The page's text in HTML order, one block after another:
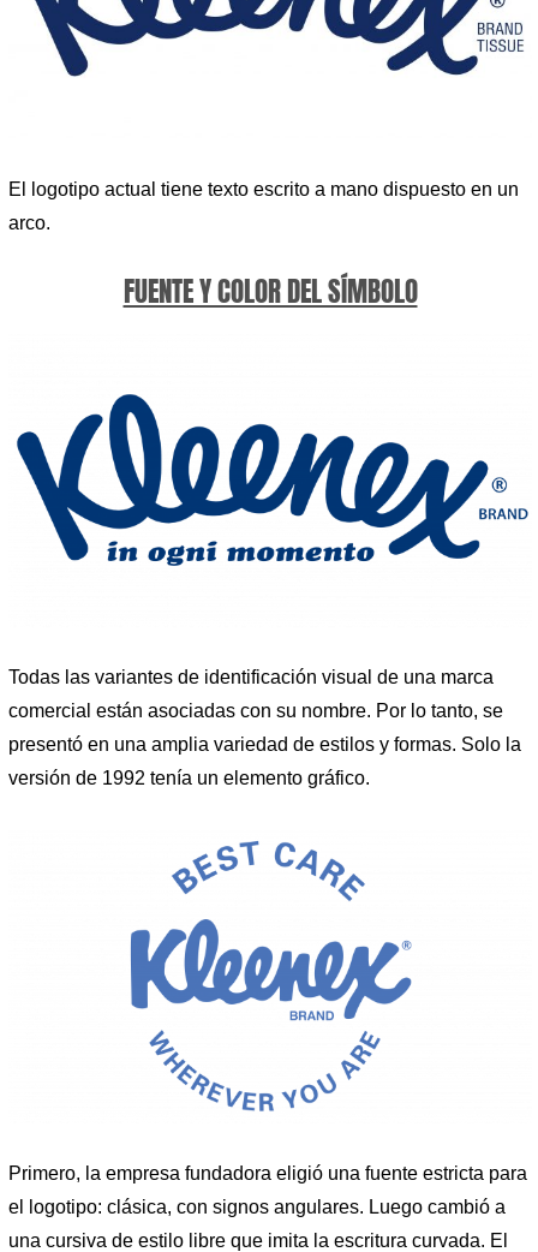
El logotipo actual tiene texto escrito a mano dispuesto en un
arco.
FUENTE Y COLOR DEL SÍMBOLO
Todas las variantes de identificación visual de una marca
comercial están asociadas con su nombre. Por lo tanto, se
presentó en una amplia variedad de estilos y formas. Solo la
versión de 1992 tenía un elemento gráfico.
Primero, la empresa fundadora eligió una fuente estricta para
el logotipo: clásica, con signos angulares. Luego cambió a
una cursiva de estilo libre que imita la escritura curvada. El